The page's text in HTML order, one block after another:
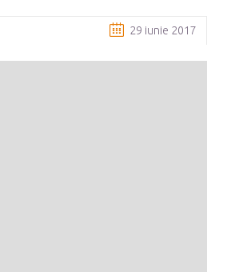
29 iunie 2017